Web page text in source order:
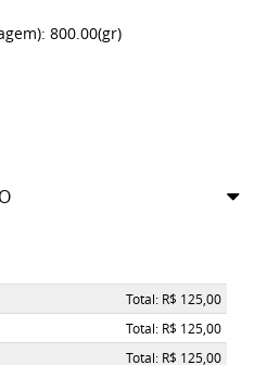
800.00(gr)
Total: R$ 125,00
Total: R$ 125,00
Total: R$ 125,00